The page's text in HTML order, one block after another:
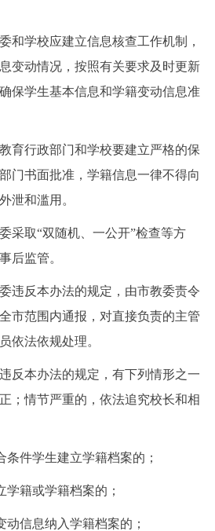
和学校应建立信息核查工作机制，
变动情况，按照有关要求及时更新
保学生基本信息和学籍变动信息准
育行政部门和学校要建立严格的保
门书面批准，学籍信息一律不得向
泄和滥用。
采取“双随机、一公开”检查等方
后监管。
违反本办法的规定，由市教委责令
市范围内通报，对直接负责的主管
依法依规处理。
反本办法的规定，有下列情形之一
；情节严重的，依法追究校长和相
件学生建立学籍档案的；
籍或学籍档案的；
信息纳入学籍档案的；